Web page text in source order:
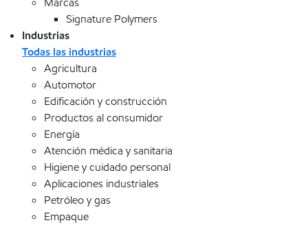
Signature Polymers
Industrias
Todas las industrias
Agricultura
Automotor
Edificación y construcción
Productos al consumidor
Energía
Atención médica y sanitaria
Higiene y cuidado personal
Aplicaciones industriales
Petróleo y gas
Empaque